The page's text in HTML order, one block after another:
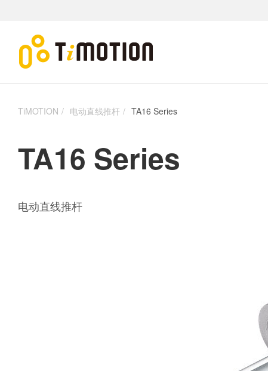
TiMOTION 电动直线推杆 TA16 Series
TA16 Series
电动直线推杆